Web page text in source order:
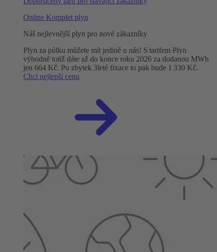
Online Komplet plyn
Náš nejlevnější plyn pro nové zákazníky
Plyn za půlku můžete mít jedině u nás! S tarifem Plyn
výhodně totiž dáte až do konce roku 2026 za dodanou MWh
jen 664 Kč. Po zbytek 3leté fixace to pak bude 1 330 Kč.
Chci nejlepší cenu